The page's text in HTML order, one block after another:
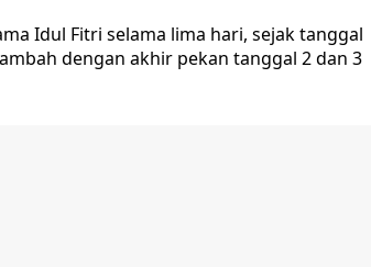
Idul Fitri selama lima hari, sejak tanggal
dengan akhir pekan tanggal 2 dan 3